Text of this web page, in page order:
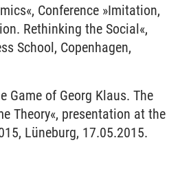
Conference »Imitation,
Rethinking the Social«,
School, Copenhagen,
Game of Georg Klaus. The
Theory«, presentation at the
Lüneburg, 17.05.2015.